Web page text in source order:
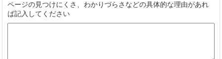
ページの見つけにくさ、わかりづらさなどの具体的な理由があれ
ば記入してください